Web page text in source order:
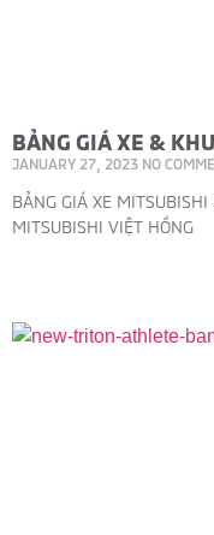
BẢNG GIÁ XE &
JANUARY 27, 2023 NO
BẢNG GIÁ XE
MITSUBISHI VIỆT HỒNG